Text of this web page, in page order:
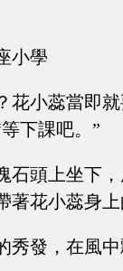
小學
花小蕊當即
下課吧。”
石頭上坐下
著花小蕊身
秀發，在風